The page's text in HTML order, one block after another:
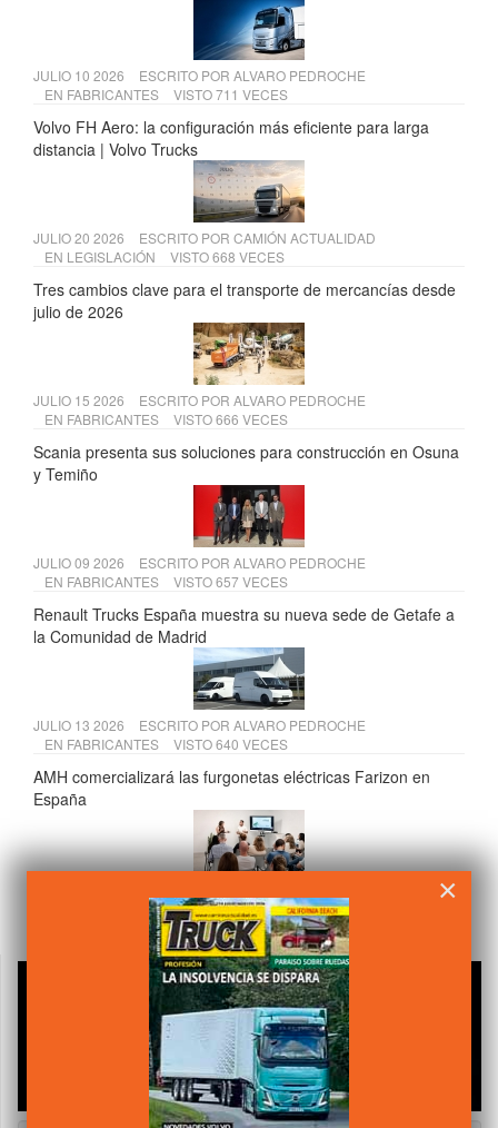
JULIO 10 2026 ESCRITO POR ALVARO PEDROCHE
EN FABRICANTES VISTO 711 VECES
Volvo FH Aero: la configuración más eficiente para larga
distancia | Volvo Trucks
JULIO 20 2026 ESCRITO POR CAMIÓN ACTUALIDAD
EN LEGISLACIÓN VISTO 668 VECES
Tres cambios clave para el transporte de mercancías desde
julio de 2026
JULIO 15 2026 ESCRITO POR ALVARO PEDROCHE
EN FABRICANTES VISTO 666 VECES
Scania presenta sus soluciones para construcción en Osuna
y Temiño
JULIO 09 2026 ESCRITO POR ALVARO PEDROCHE
EN FABRICANTES VISTO 657 VECES
Renault Trucks España muestra su nueva sede de Getafe a
la Comunidad de Madrid
JULIO 13 2026 ESCRITO POR ALVARO PEDROCHE
EN FABRICANTES VISTO 640 VECES
AMH comercializará las furgonetas eléctricas Farizon en
España
COMPONENTES VISTO 636 VECES
Andamur presenta su VI Informe de Sostenibilidad 2025
×